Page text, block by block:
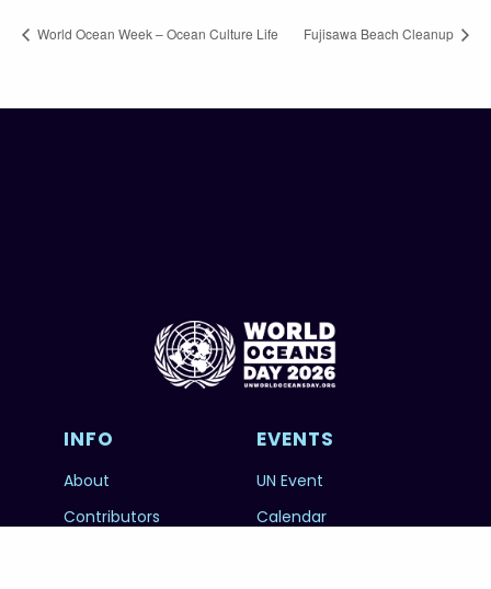
World Ocean Week – Ocean Culture Life Fujisawa Beach Cleanup
INFO
About
Contributors
EVENTS
UN Event
Calendar